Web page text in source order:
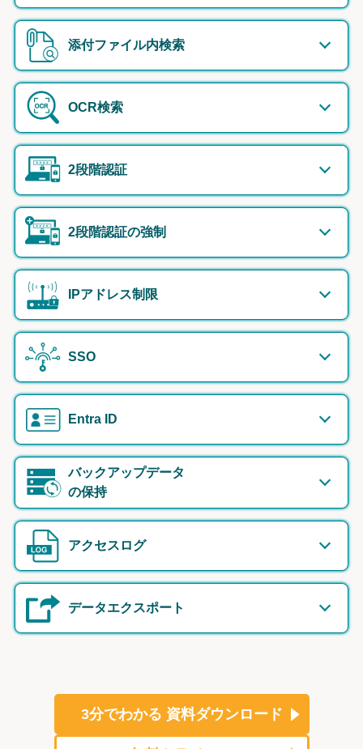
添付ファイル内検索
OCR検索
2段階認証
2段階認証の強制
IPアドレス制限
SSO
Entra ID
バックアップデータ
の保持
アクセスログ
データエクスポート
3分でわかる 資料ダウンロード